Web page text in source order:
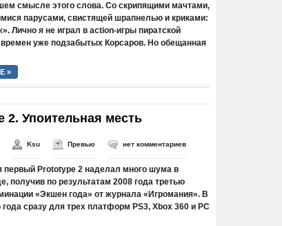
смысле этого слова. Со скрипящими мачтами,
парусами, свистящей шрапнелью и криками:
Лично я не играл в action-игры пиратской
времен уже подзабытых Корсаров. Но обещанная
»
2. Упоительная месть
Ksu Превью нет комментариев
первый Prototype 2 наделал много шума в
получив по результатам 2008 года третью
«Экшен года» от журнала «Игромания». В
года сразу для трех платформ PS3, Xbox 360 и PC